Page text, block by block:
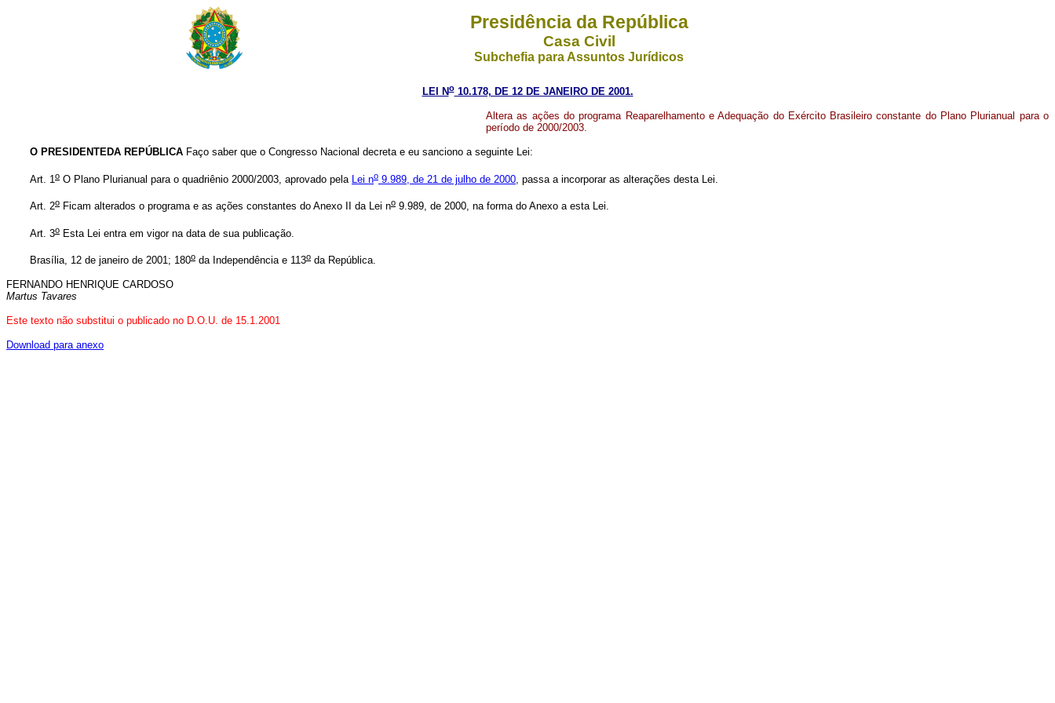
Presidência da República
Casa Civil
Subchefia para Assuntos Jurídicos
LEI No10.178, DE 12 DE JANEIRO DE 2001.
Altera as ações do programa Reaparelhamento e Adequação do Exército Brasileiro constante do Plano Plurianual para o
período de 2000/2003.
O PRESIDENTEDA REPÚBLICA Faço saber que o Congresso Nacional decreta e eu sanciono a seguinte Lei:
Art. 1 o O Plano Plurianual para o quadriênio 2000/2003, aprovado pela Lei no 9.989, de 21 de julho de 2000 , passa a incorporar as alterações desta Lei.
Art. 2o Ficam alterados o programa e as ações constantes do Anexo II da Lei no 9.989, de 2000, na forma do Anexo a esta Lei.
Art. 3o Esta Lei entra em vigor na data de sua publicação.
Brasília, 12 de janeiro de 2001; 180o da Independência e 113o da República.
FERNANDO HENRIQUE CARDOSO
Martus Tavares
Este texto não substitui o publicado no D.O.U. de 15.1.2001
Download para anexo